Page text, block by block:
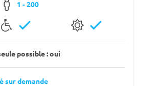
1 - 200
possible : oui
sur demande